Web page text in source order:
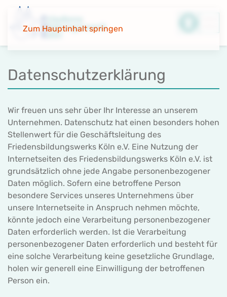
Zum Hauptinhalt springen
Datenschutzerklärung
Wir freuen uns sehr über Ihr Interesse an unserem
Unternehmen. Datenschutz hat einen besonders hohen
Stellenwert für die Geschäftsleitung des
Friedensbildungswerks Köln e.V. Eine Nutzung der
Internetseiten des Friedensbildungswerks Köln e.V. ist
grundsätzlich ohne jede Angabe personenbezogener
Daten möglich. Sofern eine betroffene Person
besondere Services unseres Unternehmens über
unsere Internetseite in Anspruch nehmen möchte,
könnte jedoch eine Verarbeitung personenbezogener
Daten erforderlich werden. Ist die Verarbeitung
personenbezogener Daten erforderlich und besteht für
eine solche Verarbeitung keine gesetzliche Grundlage,
holen wir generell eine Einwilligung der betroffenen
Person ein.